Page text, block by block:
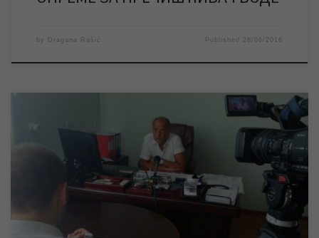
by Dragana Rašić Published 28/06/2016
Одговарајући на питања новинара РТВ Сантос, у свом првом
обраћању медијима од доласка на место вд директора ЈКП
„Водовод и канализација“, Иван Девић се дотакао
приоритетних циљева које је поставио испред себе,
завршетка посла око изградње постројења за пречишћавање
воде, цене воде и других битних ствари.. Шта подразумева
под финансијском […]